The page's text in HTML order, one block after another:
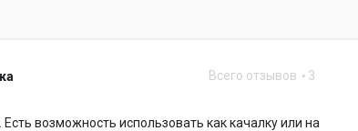
Всего отзывов 3
возможность использовать как качалку или на